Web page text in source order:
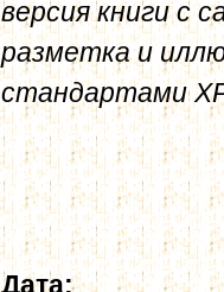
версия книги с
разметка и
стандартами
Дата: